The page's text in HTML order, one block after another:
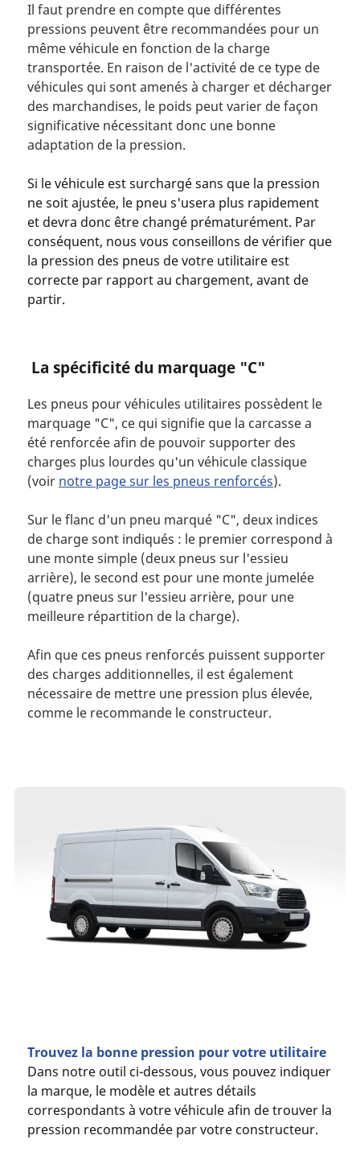
Il faut prendre en compte que différentes
pressions peuvent être recommandées pour un
même véhicule en fonction de la charge
transportée. En raison de l'activité de ce type de
véhicules qui sont amenés à charger et décharger
des marchandises, le poids peut varier de façon
significative nécessitant donc une bonne
adaptation de la pression.
Si le véhicule est surchargé sans que la pression
ne soit ajustée, le pneu s'usera plus rapidement
et devra donc être changé prématurément. Par
conséquent, nous vous conseillons de vérifier que
la pression des pneus de votre utilitaire est
correcte par rapport au chargement, avant de
partir.
La spécificité du marquage "C"
Les pneus pour véhicules utilitaires possèdent le
marquage "C", ce qui signifie que la carcasse a
été renforcée afin de pouvoir supporter des
charges plus lourdes qu'un véhicule classique
(voir notre page sur les pneus renforcés).
Sur le flanc d'un pneu marqué "C", deux indices
de charge sont indiqués : le premier correspond à
une monte simple (deux pneus sur l'essieu
arrière), le second est pour une monte jumelée
(quatre pneus sur l'essieu arrière, pour une
meilleure répartition de la charge).
Afin que ces pneus renforcés puissent supporter
des charges additionnelles, il est également
nécessaire de mettre une pression plus élevée,
comme le recommande le constructeur.
Trouvez la bonne pression pour votre utilitaire
Dans notre outil ci-dessous, vous pouvez indiquer
la marque, le modèle et autres détails
correspondants à votre véhicule afin de trouver la
pression recommandée par votre constructeur.